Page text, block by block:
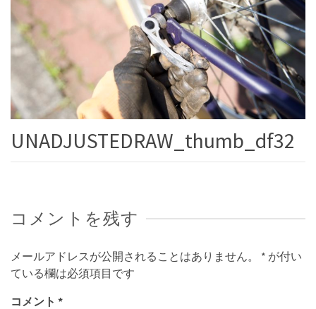
UNADJUSTEDRAW_thumb_df32
コメントを残す
メールアドレスが公開されることはありません。 * が付い
ている欄は必須項目です
コメント *